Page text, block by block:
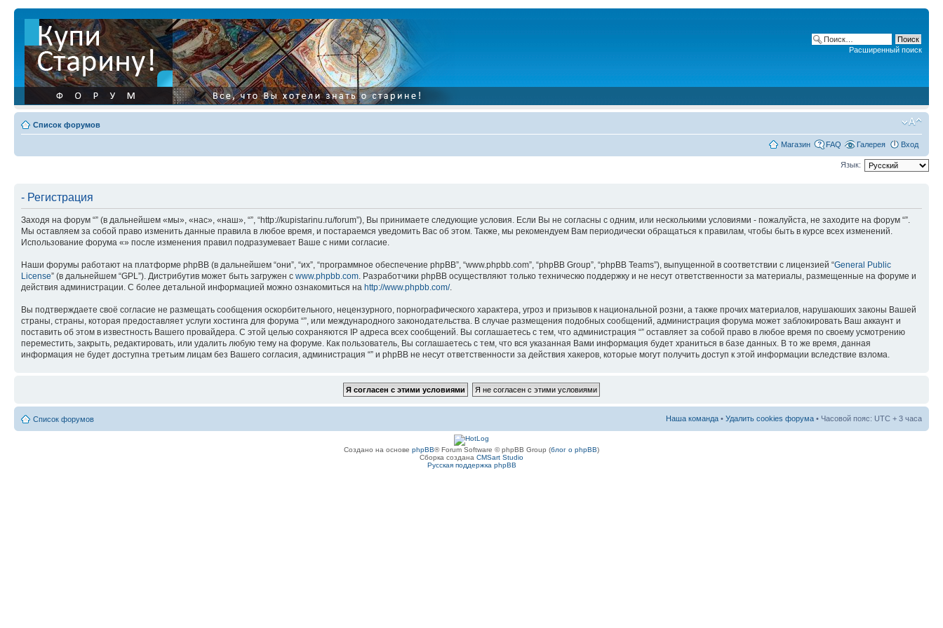
Расширенный поиск
Список форумов
Магазин FAQ Галерея Вход
Язык:
- Регистрация
Заходя на форум “” (в дальнейшем «мы», «нас», «наш», “”, “http://kupistarinu.ru/forum”), Вы принимаете следующие условия. Если Вы не согласны с одним, или несколькими условиями - пожалуйста, не заходите на форум “”.
Мы оставляем за собой право изменить данные правила в любое время, и постараемся уведомить Вас об этом. Также, мы рекомендуем Вам периодически обращаться к правилам, чтобы быть в курсе всех изменений.
Использование форума «» после изменения правил подразумевает Ваше с ними согласие.
Наши форумы работают на платформе phpBB (в дальнейшем “они”, “их”, “программное обеспечение phpBB”, “www.phpbb.com”, “phpBB Group”, “phpBB Teams”), выпущенной в соответствии с лицензией “General Public
License” (в дальнейшем “GPL”). Дистрибутив может быть загружен с www.phpbb.com . Разработчики phpBB осуществляют только техническю поддержку и не несут ответственности за материалы, размещенные на форуме и
действия администрации. С более детальной информацией можно ознакомиться на http://www.phpbb.com/.
Вы подтверждаете своё согласие не размещать сообщения оскорбительного, нецензурного, порнографического характера, угроз и призывов к национальной розни, а также прочих материалов, нарушаюших законы Вашей
страны, страны, которая предоставляет услуги хостинга для форума “”, или международного законодательства. В случае размещения подобных сообщений, администрация форума может заблокировать Ваш аккаунт и
поставить об этом в известность Вашего провайдера. С этой целью сохраняются IP адреса всех сообщений. Вы соглашаетесь с тем, что администрация “” оставляет за собой право в любое время по своему усмотрению
переместить, закрыть, редактировать, или удалить любую тему на форуме. Как пользователь, Вы соглашаетесь с тем, что вся указанная Вами информация будет храниться в базе данных. В то же время, данная
информация не будет доступна третьим лицам без Вашего согласия, администрация “” и phpBB не несут ответственности за действия хакеров, которые могут получить доступ к этой информации вследствие взлома.
Список форумов Наша команда • Удалить cookies форума • Часовой пояс: UTC + 3 часа
Создано на основе phpBB® Forum Software © phpBB Group (блог о phpBB)
Сборка создана CMSart Studio
Русская поддержка phpBB